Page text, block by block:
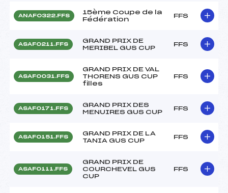
ANAF0322.FFS
15ème Coupe de la
Fédération
FFS
ASAF0211.FFS
GRAND PRIX DE
MERIBEL GUS CUP
FFS
ASAF0031.FFS
GRAND PRIX DE VAL
THORENS GUS CUP
filles
FFS
ASAF0171.FFS
GRAND PRIX DES
MENUIRES GUS CUP
FFS
ASAF0151.FFS
GRAND PRIX DE LA
TANIA GUS CUP
FFS
ASAF0111.FFS
GRAND PRIX DE
COURCHEVEL GUS
CUP
FFS